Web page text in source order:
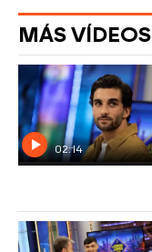
MÁS VÍDEOS
02:14